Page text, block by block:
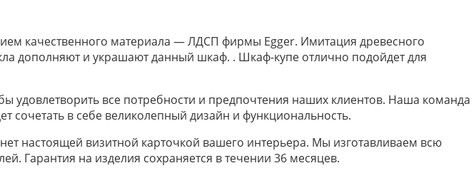
качественного материала — ЛДСП фирмы Egger. Имитация древесного
дополняют и украшают данный шкаф. . Шкаф-купе отлично подойдет для
все потребности и предпочтения наших клиентов. Наша команда
сочетать в себе великолепный дизайн и функциональность.
настоящей визитной карточкой вашего интерьера. Мы изготавливаем всю
Гарантия на изделия сохраняется в течении 36 месяцев.